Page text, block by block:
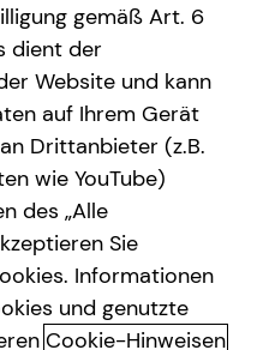
expats
comes with great
challenges. Let’s turn
gemäß Art. 6
dient der
Website und kann
auf Ihrem Gerät
Drittanbieter (z.B.
wie YouTube)
des „Alle
Sie
Informationen
und genutzte
Cookie-Hinweisen